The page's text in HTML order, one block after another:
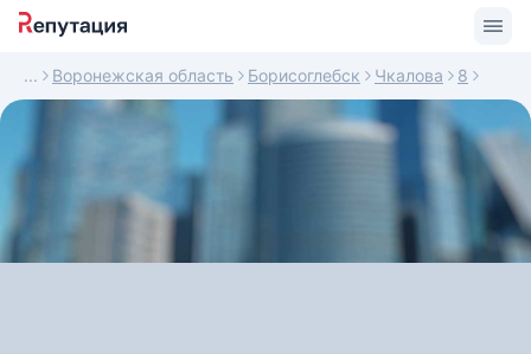
Воронежская область Борисоглебск Чкалова 8